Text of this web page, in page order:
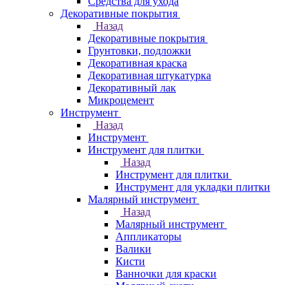
Декоративные покрытия
Назад
Декоративные покрытия
Грунтовки, подложки
Декоративная краска
Декоративная штукатурка
Декоративный лак
Микроцемент
Инструмент
Назад
Инструмент
Инструмент для плитки
Назад
Инструмент для плитки
Инструмент для укладки плитки
Малярный инструмент
Назад
Малярный инструмент
Аппликаторы
Валики
Кисти
Ванночки для краски